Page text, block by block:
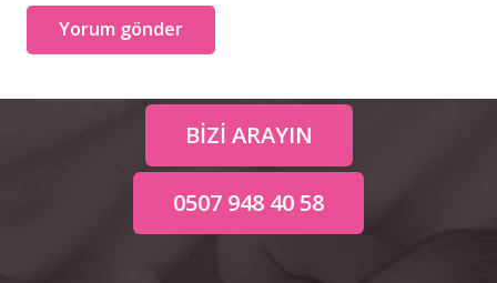
Yorum gönder
BİZİ ARAYIN
0507 948 40 58